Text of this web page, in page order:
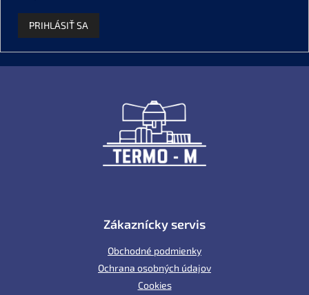
PRIHLÁSIŤ SA
Zákaznícky servis
Obchodné podmienky
Ochrana osobných údajov
Cookies